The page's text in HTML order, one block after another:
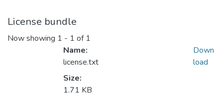
License bundle
Now showing 1 - 1 of 1
Name:
license.txt
Size:
1.71 KB
Down
load